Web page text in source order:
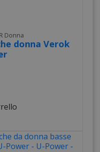
Donna
donna Verok